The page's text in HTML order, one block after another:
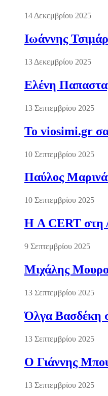
14 Δεκεμβρίου 2025
Ιωάννης
13 Δεκεμβρίου 2025
Ελένη
13 Σεπτεμβρίου 2025
Το viosimi.gr
10 Σεπτεμβρίου 2025
Παύλος
10 Σεπτεμβρίου 2025
Η A CERT στη
9 Σεπτεμβρίου 2025
Μιχάλης
13 Σεπτεμβρίου 2025
Όλγα Βασδέκη
13 Σεπτεμβρίου 2025
Ο Γιάννης
13 Σεπτεμβρίου 2025